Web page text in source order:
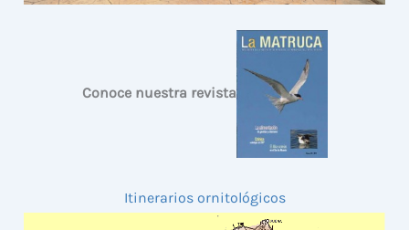
Conoce nuestra revista
Itinerarios ornitológicos